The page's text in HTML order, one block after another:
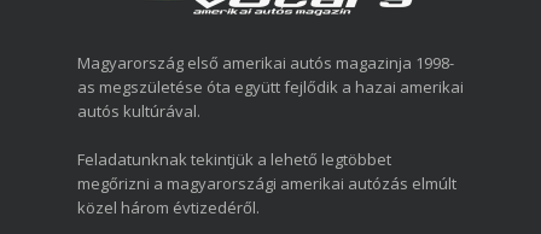
Magyarország első amerikai autós magazinja 1998-
as megszületése óta együtt fejlődik a hazai amerikai
autós kultúrával.
Feladatunknak tekintjük a lehető legtöbbet
megőrizni a magyarországi amerikai autózás elmúlt
közel három évtizedéről.